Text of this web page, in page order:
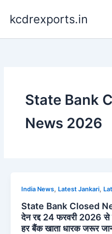
kcdrexports.in
State Bank
News 2026
India News, Latest Jankari,
State Bank Closed
देन रद्द 24 फरवरी 2026 से
हर बैंक खाता धारक जरूर